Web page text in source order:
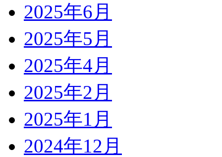
2025年6月
2025年5月
2025年4月
2025年2月
2025年1月
2024年12月